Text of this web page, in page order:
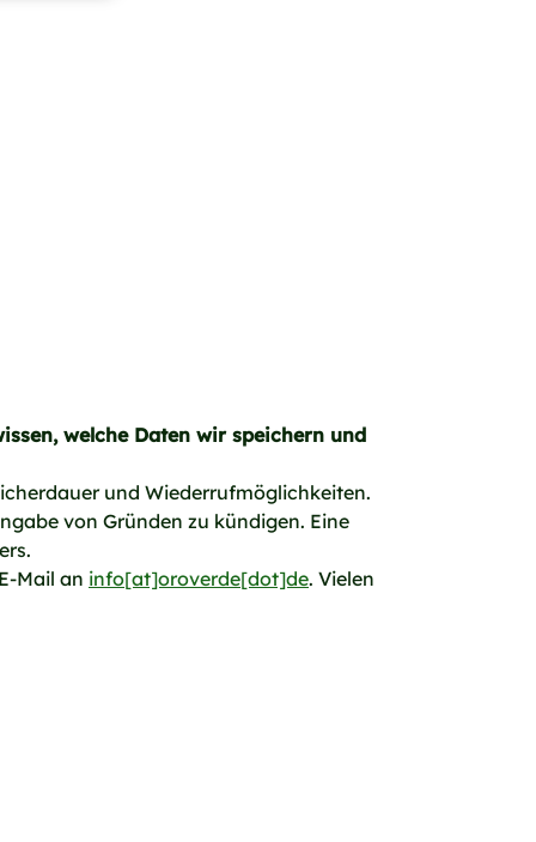
welche Daten wir speichern und
und Wiederrufmöglichkeiten.
von Gründen zu kündigen. Eine
Mail an info[at]oroverde[dot]de. Vielen